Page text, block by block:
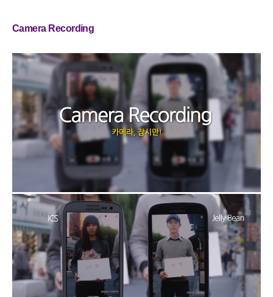
Camera Recording